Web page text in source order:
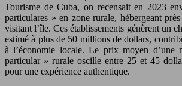
Tourisme de Cuba, on recensait en 2023
particulares » en zone rurale, hébergeant
visitant l’île. Ces établissements génèrent un
estimé à plus de 50 millions de dollars,
à l’économie locale. Le prix moyen d’une
particular » rurale oscille entre 25 et 45
pour une expérience authentique.